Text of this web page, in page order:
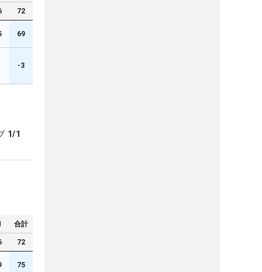
72
69
-3
1/1
合計
72
75